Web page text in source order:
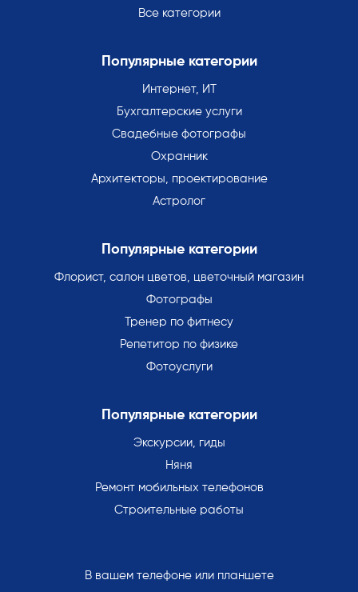
Все категории
Популярные категории
Интернет, ИТ
Бухгалтерские услуги
Свадебные фотографы
Охранник
Архитекторы, проектирование
Астролог
Популярные категории
Флорист, салон цветов, цветочный магазин
Фотографы
Тренер по фитнесу
Репетитор по физике
Фотоуслуги
Популярные категории
Экскурсии, гиды
Няня
Ремонт мобильных телефонов
Строительные работы
В вашем телефоне или планшете